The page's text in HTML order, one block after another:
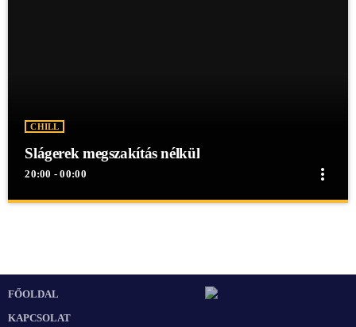
CHILL
Slágerek megszakítás nélkül
20:00 - 00:00 more_vert
Slágerek megszakítás nélkül egész éjjel a Mex Rádióban!
FŐOLDAL
KAPCSOLAT